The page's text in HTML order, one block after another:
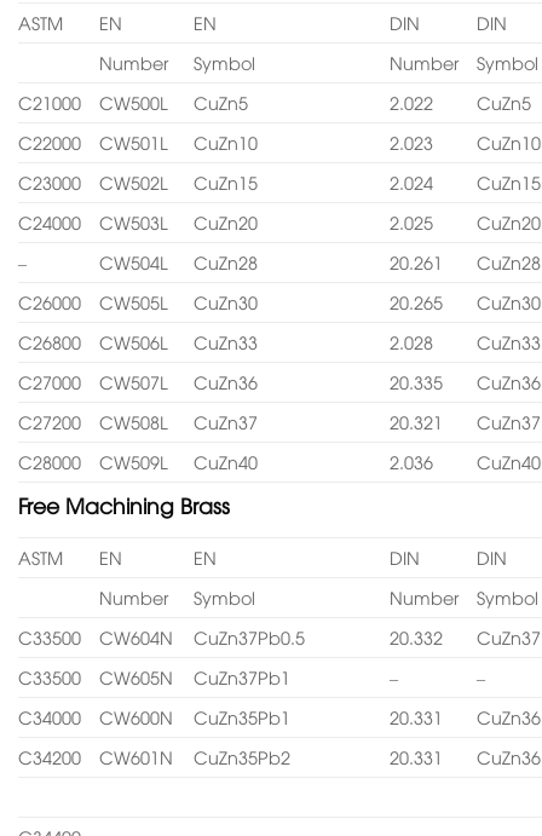
ASTM EN EN DIN
DIN
Number
Symbol Number
Symbol
C21000
CW500L CuZn5 2.022
CuZn5
C22000
CW501L CuZn10 2.023
CuZn10
C23000
CW502L CuZn15 2.024
CuZn15
C24000
CW503L CuZn20 2.025
CuZn20
–
CW504L CuZn28 20.261
CuZn28
C26000
CW505L CuZn30 20.265
CuZn30
C26800
CW506L CuZn33 2.028
CuZn33
C27000
CW507L CuZn36 20.335
CuZn36
C27200
CW508L CuZn37 20.321
CuZn37
C28000
CW509L CuZn40 2.036 CuZn40
Free Machining Brass
ASTM EN EN DIN
DIN
Number
Symbol Number
Symbol
C33500
CW604N CuZn37Pb0.5 20.332
C33500
CW605N CuZn37Pb1 –
–
C34000
CW600N CuZn35Pb1 20.331
C34200
CW601N CuZn35Pb2 20.331